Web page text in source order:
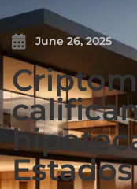
June 26, 2025